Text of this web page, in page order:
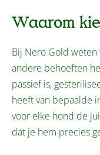
Waarom
Bij Nero Gold
andere behoeften
passief is,
heeft van bepaalde
voor elke hond de
dat je hem precies